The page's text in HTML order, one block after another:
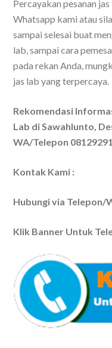
Percayakan pesanan
Whatsapp kami atau
sampai selesai buat
lab, sampai cara
pada rekan Anda,
jas lab yang terpercaya.
Rekomendasi
Lab di Sawahlunto,
WA/Telepon
Kontak Kami :
Hubungi via Telepon/
Klik Banner Untuk